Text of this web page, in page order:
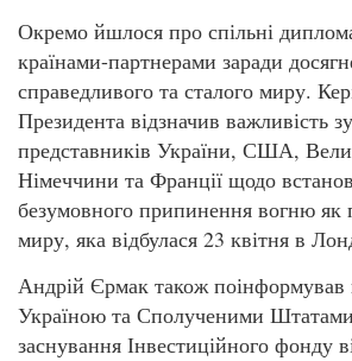
Окремо йшлося про спільні
країнами-партнерами заради
справедливого та сталого миру.
Президента відзначив важливість
представників України, США,
Німеччини та Франції щодо
безумовного припинення вогню як
миру, яка відбулася 23 квітня в
Андрій Єрмак також поінформував
Україною та Сполученими
заснування Інвестиційного фонду